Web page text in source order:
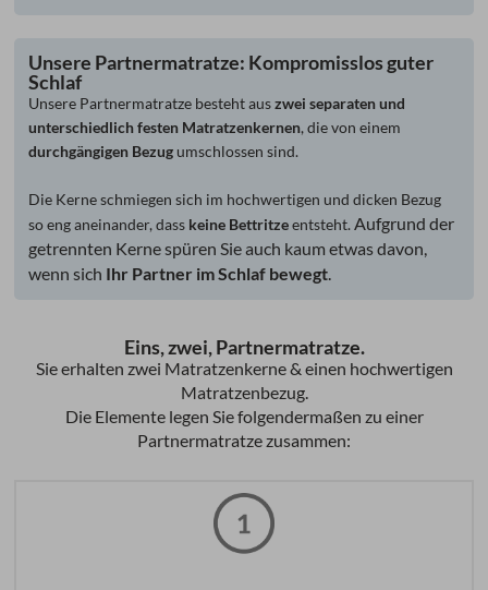
Unsere Partnermatratze: Kompromisslos guter
Schlaf
Unsere Partnermatratze besteht auszwei separaten und
unterschiedlich festen Matratzenkernen, die von einem
durchgängigen Bezug umschlossen sind.
Die Kerne schmiegen sich im hochwertigen und dicken Bezug
so eng aneinander, dass keine Bettritzeentsteht.Aufgrund der
getrennten Kerne spüren Sie auch kaum etwas davon,
wenn sich Ihr Partner im Schlaf bewegt
Eins, zwei, Partnermatratze.
Sie erhalten zwei Matratzenkerne & einen hochwertigen
Matratzenbezug.
Die Elemente legen Sie folgendermaßen zu einer
Partnermatratze zusammen: